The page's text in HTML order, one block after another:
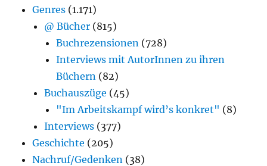
Genres (1.171)
@ Bücher (815)
Buchrezensionen (728)
Interviews mit AutorInnen zu ihren
Büchern (82)
Buchauszüge (45)
"Im Arbeitskampf wird’s konkret" (8)
Interviews (377)
Geschichte (205)
Nachruf/Gedenken (38)